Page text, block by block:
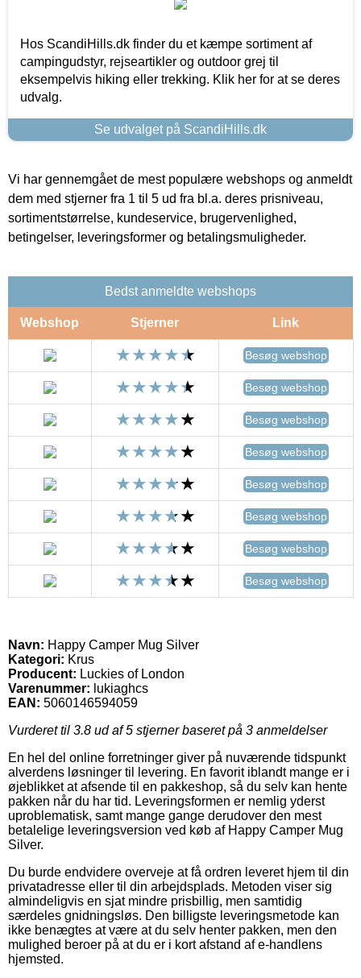
Hos ScandiHills.dk finder du et kæmpe sortiment af
campingudstyr, rejseartikler og outdoor grej til
eksempelvis hiking eller trekking. Klik her for at se deres
udvalg.
Se udvalget på ScandiHills.dk
Vi har gennemgået de mest populære webshops og anmeldt
dem med stjerner fra 1 til 5 ud fra bl.a. deres prisniveau,
sortimentstørrelse, kundeservice, brugervenlighed,
betingelser, leveringsformer og betalingsmuligheder.
Bedst anmeldte webshops
Webshop Stjerner Link
Besøg webshop
Besøg webshop
Besøg webshop
Besøg webshop
Besøg webshop
Besøg webshop
Besøg webshop
Besøg webshop
Navn: Happy Camper Mug Silver
Kategori: Krus
Producent: Luckies of London
Varenummer: lukiaghcs
EAN: 5060146594059
Vurderet til 3.8 ud af 5 stjerner baseret på 3 anmeldelser
En hel del online forretninger giver på nuværende tidspunkt
alverdens løsninger til levering. En favorit iblandt mange er i
øjeblikket at afsende til en pakkeshop, så du selv kan hente
pakken når du har tid. Leveringsformen er nemlig yderst
uproblematisk, samt mange gange derudover den mest
betalelige leveringsversion ved køb af Happy Camper Mug
Silver.
Du burde endvidere overveje at få ordren leveret hjem til din
privatadresse eller til din arbejdsplads. Metoden viser sig
almindeligvis en sjat mindre prisbillig, men samtidig
særdeles gnidningsløs. Den billigste leveringsmetode kan
ikke benægtes at være at du selv henter pakken, men den
mulighed beroer på at du er i kort afstand af e-handlens
hjemsted.